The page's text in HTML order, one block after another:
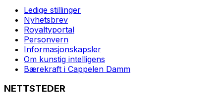
Ledige stillinger
Nyhetsbrev
Royaltyportal
Personvern
Informasjonskapsler
Om kunstig intelligens
Bærekraft i Cappelen Damm
NETTSTEDER